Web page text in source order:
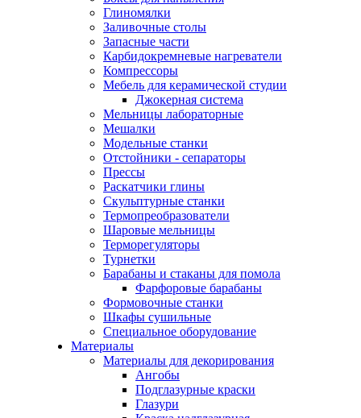
Глиномялки
Заливочные столы
Запасные части
Карбидокремневые нагреватели
Компрессоры
Мебель для керамической студии
Джокерная система
Мельницы лабораторные
Мешалки
Модельные станки
Отстойники - сепараторы
Прессы
Раскатчики глины
Скульптурные станки
Термопреобразователи
Шаровые мельницы
Терморегуляторы
Турнетки
Барабаны и стаканы для помола
Фарфоровые барабаны
Формовочные станки
Шкафы сушильные
Специальное оборудование
Материалы
Материалы для декорирования
Ангобы
Подглазурные краски
Глазури